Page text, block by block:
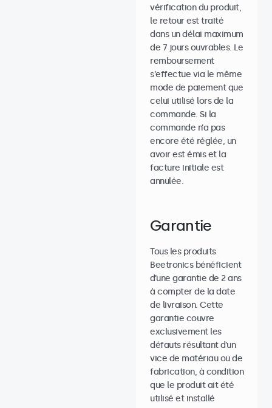
vérification du produit,
le retour est traité
dans un délai maximum
de 7 jours ouvrables. Le
remboursement
s’effectue via le même
mode de paiement que
celui utilisé lors de la
commande. Si la
commande n’a pas
encore été réglée, un
avoir est émis et la
facture initiale est
annulée.
Garantie
Tous les produits
Beetronics bénéficient
d’une garantie de 2 ans
à compter de la date
de livraison. Cette
garantie couvre
exclusivement les
défauts résultant d’un
vice de matériau ou de
fabrication, à condition
que le produit ait été
utilisé et installé